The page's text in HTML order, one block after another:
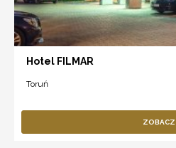
Hotel FILMAR
Toruń
ZOBACZ